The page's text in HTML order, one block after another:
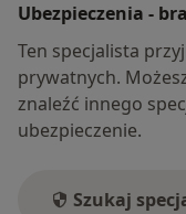
Ubezpieczenia -
Ten specjalista
prywatnych.
znaleźć innego
ubezpieczenie.
Szukaj